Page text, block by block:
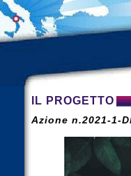
IL PROGETTO
Azione n.2021-1-